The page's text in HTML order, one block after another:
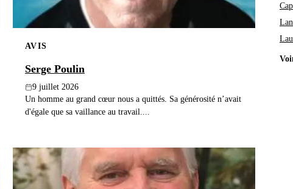
AVIS
Serge Poulin
9 juillet 2026
Un homme au grand cœur nous a quittés. Sa générosité n’avait
d'égale que sa vaillance au travail....